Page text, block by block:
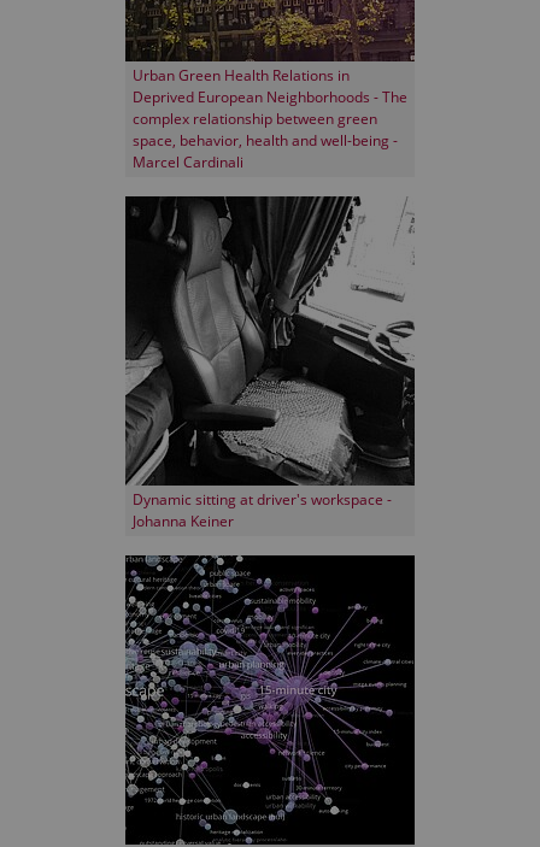
Urban Green Health Relations in
Deprived European Neighborhoods - The
complex relationship between green
space, behavior, health and well-being -
Marcel Cardinali
Dynamic sitting at driver's workspace -
Johanna Keiner